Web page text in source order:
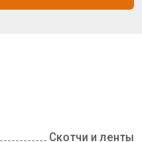
Скотчи и ленты